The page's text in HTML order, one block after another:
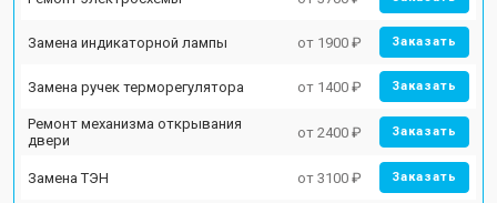
Замена индикаторной лампы от 1900 ₽ Заказать
Замена ручек терморегулятора от 1400 ₽ Заказать
Ремонт механизма открывания
двери
от 2400 ₽ Заказать
Замена ТЭН от 3100 ₽ Заказать